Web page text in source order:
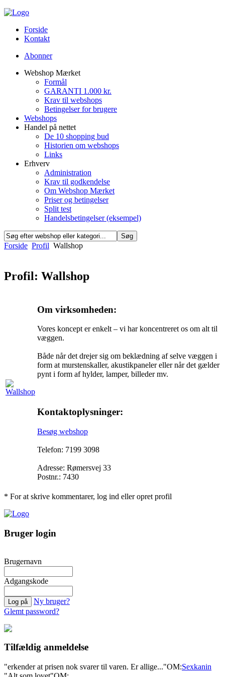
Forside
Kontakt
Abonner
Webshop Mærket
Formål
GARANTI 1.000 kr.
Krav til webshops
Betingelser for brugere
Webshops
Handel på nettet
De 10 shopping bud
Historien om webshops
Links
Erhverv
Administration
Krav til godkendelse
Om Webshop Mærket
Priser og betingelser
Split test
Handelsbetingelser (eksempel)
Forside Profil Wallshop
Profil: Wallshop
Om virksomheden:
Vores koncept er enkelt – vi har koncentreret os om alt til
væggen.
Både når det drejer sig om beklædning af selve væggen i
form at murstenskaller, akustikpaneler eller når det gælder
pynt i form af hylder, lamper, billeder mv.
Kontaktoplysninger:
Besøg webshop
Telefon: 7199 3098
Adresse: Rømersvej 33
Postnr.: 7430
* For at skrive kommentarer, log ind eller opret profil
Bruger login
Brugernavn
Adgangskode
Ny bruger?
Glemt password?
Tilfældig anmeldelse
"erkender at prisen nok svarer til varen. Er allige..."OM:Sexkanin